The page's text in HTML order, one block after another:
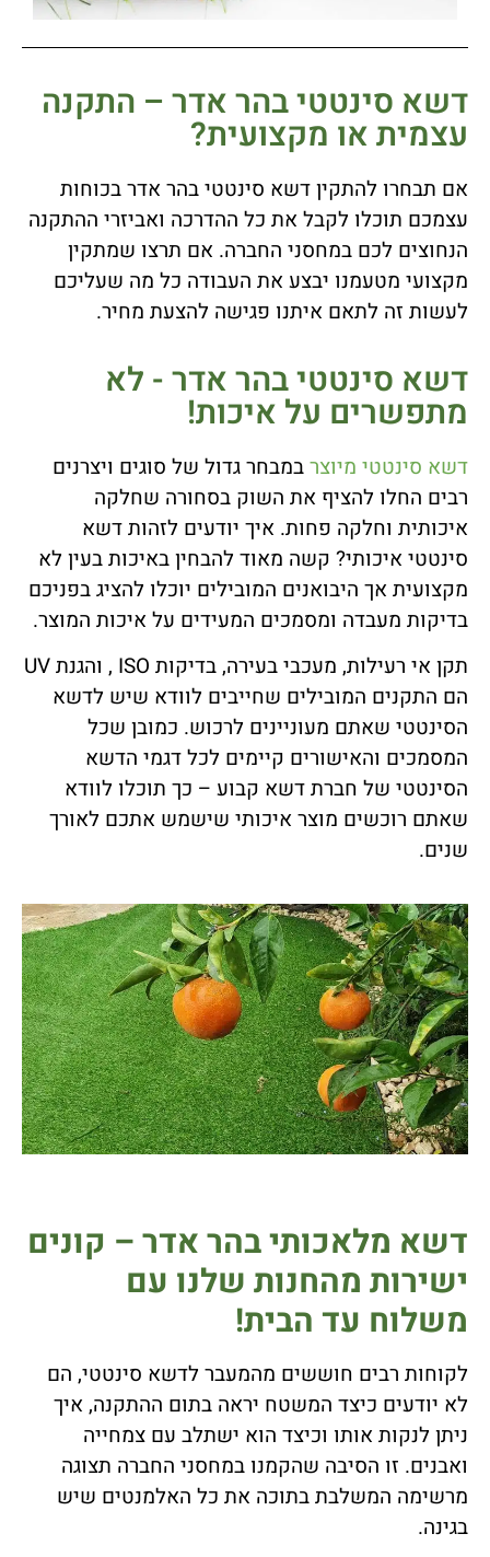
דשא סינטטי בהר אדר – התקנה
עצמית או מקצועית?
אם תבחרו להתקין דשא סינטטי בהר אדר בכוחות
עצמכם תוכלו לקבל את כל ההדרכה ואביזרי ההתקנה
הנחוצים לכם במחסני החברה. אם תרצו שמתקין
מקצועי מטעמנו יבצע את העבודה כל מה שעליכם
לעשות זה לתאם איתנו פגישה להצעת מחיר.
דשא סינטטי בהר אדר - לא
מתפשרים על איכות!
דשא סינטטי מיוצרבמבחר גדול של סוגים ויצרנים
רבים החלו להציף את השוק בסחורה שחלקה
איכותית וחלקה פחות. איך יודעים לזהות דשא
סינטטי איכותי? קשה מאוד להבחין באיכות בעין לא
מקצועית אך היבואנים המובילים יוכלו להציג בפניכם
בדיקות מעבדה ומסמכים המעידים על איכות המוצר.
תקן אי רעילות, מעכבי בעירה, בדיקות ISO , והגנת UV
הם התקנים המובילים שחייבים לוודא שיש לדשא
הסינטטי שאתם מעוניינים לרכוש. כמובן שכל
המסמכים והאישורים קיימים לכל דגמי הדשא
הסינטטי של חברת דשא קבוע – כך תוכלו לוודא
שאתם רוכשים מוצר איכותי שישמש אתכם לאורך
שנים.
דשא מלאכותי בהר אדר – קונים
ישירות מהחנות שלנו עם
משלוח עד הבית!
לקוחות רבים חוששים מהמעבר לדשא סינטטי, הם
לא יודעים כיצד המשטח יראה בתום ההתקנה, איך
ניתן לנקות אותו וכיצד הוא ישתלב עם צמחייה
ואבנים. זו הסיבה שהקמנו במחסני החברה תצוגה
מרשימה המשלבת בתוכה את כל האלמנטים שיש
בגינה.